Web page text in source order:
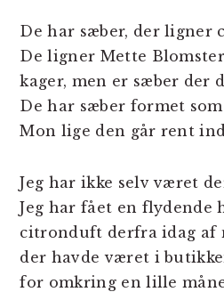
De har sæber, der ligner
De ligner Mette
kager, men er sæber der
De har sæber formet
Mon lige den går rent
Jeg har ikke selv været
Jeg har fået en flydende
citronduft derfra idag af
der havde været i
for omkring en lille